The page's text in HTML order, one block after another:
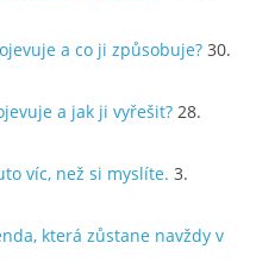
a co ji způsobuje? 30.
a jak ji vyřešit? 28.
víc, než si myslíte. 3.
která zůstane navždy v